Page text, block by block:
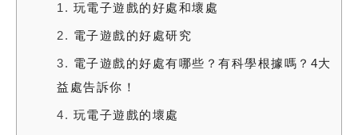
1. 玩電子遊戲的好處和壞處
2. 電子遊戲的好處研究
3. 電子遊戲的好處有哪些？有科學根據嗎？4大
益處告訴你！
4. 玩電子遊戲的壞處